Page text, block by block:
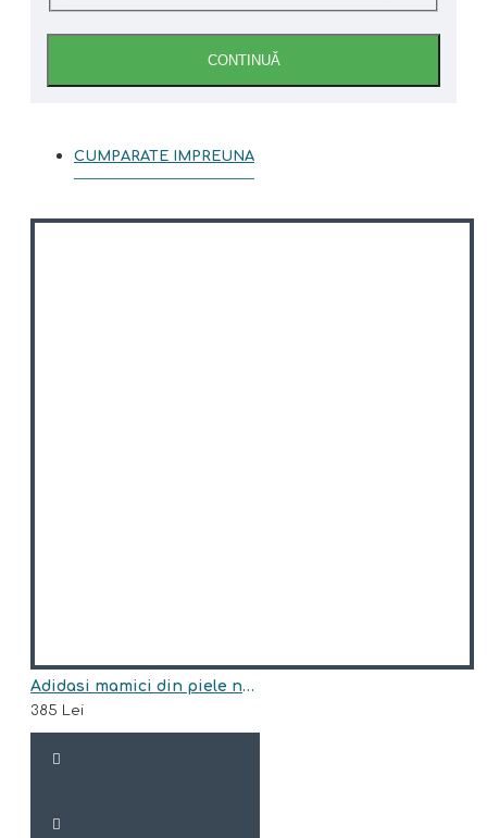
CONTINUĂ
CUMPARATE IMPREUNA
Adidasi mamici din piele naturala model HAZEL
385 Lei